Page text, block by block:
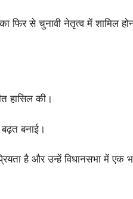
फिर से चुनावी नेतृत्व में शामिल
हासिल की।
बनाई।
है और उन्हें विधानसभा में एक